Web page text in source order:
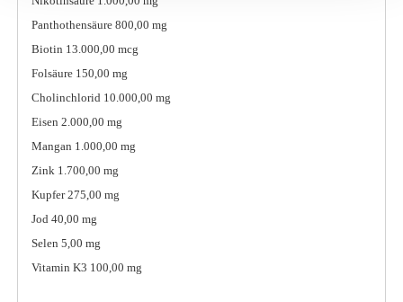
Panthothensäure 800,00 mg
Biotin 13.000,00 mcg
Folsäure 150,00 mg
Cholinchlorid 10.000,00 mg
Eisen 2.000,00 mg
Mangan 1.000,00 mg
Zink 1.700,00 mg
Kupfer 275,00 mg
Jod 40,00 mg
Selen 5,00 mg
Vitamin K3 100,00 mg